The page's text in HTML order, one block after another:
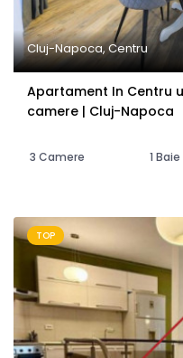
Cluj-Napoca, Centru
Apartament In Centru
camere | Cluj-Napoca
3 Camere 1 Baie
TOP